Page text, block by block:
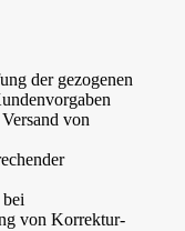
der gezogenen
von
von Korrektur-